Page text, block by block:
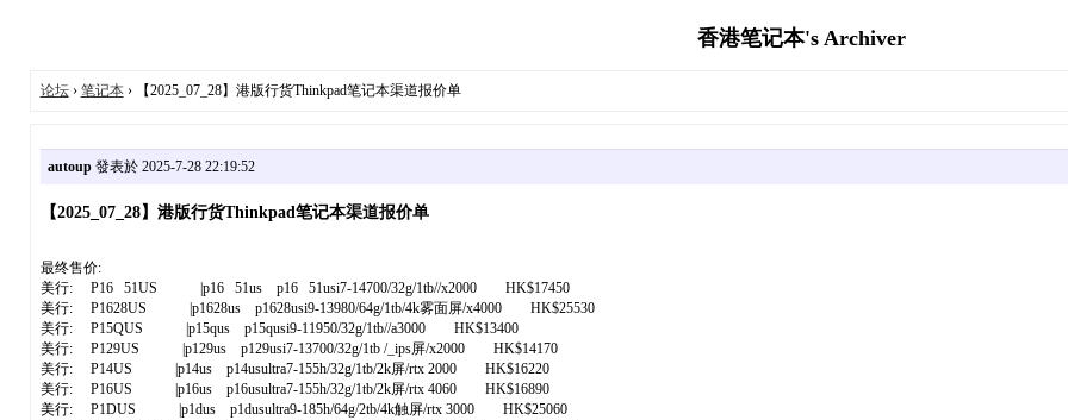
香港笔记本's Archiver
论坛› 笔记本› 【2025_07_28】港版行货Thinkpad笔记本渠道报价单
autoup發表於 2025-7-28 22:19:52
【2025_07_28】港版行货Thinkpad笔记本渠道报价单
最终售价:
美行: P16 51US |p16 51us p16 51usi7-14700/32g/1tb//x2000 HK$17450
美行: P1628US |p1628us p1628usi9-13980/64g/1tb/4k雾面屏/x4000 HK$25530
美行: P15QUS |p15qus p15qusi9-11950/32g/1tb//a3000 HK$13400
美行: P129US |p129us p129usi7-13700/32g/1tb /_ips屏/x2000 HK$14170
美行: P14US |p14us p14usultra7-155h/32g/1tb/2k屏/rtx 2000 HK$16220
美行: P16US |p16us p16usultra7-155h/32g/1tb/2k屏/rtx 4060 HK$16890
美行: P1DUS |p1dus p1dusultra9-185h/64g/2tb/4k触屏/rtx 3000 HK$25060